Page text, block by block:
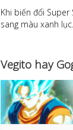
Khi biến đổi Super
sang màu xanh lục.
Vegito hay